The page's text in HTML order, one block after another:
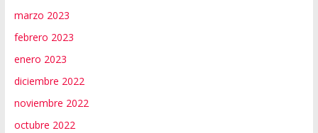
marzo 2023
febrero 2023
enero 2023
diciembre 2022
noviembre 2022
octubre 2022